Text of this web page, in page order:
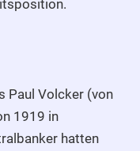
Paul Volcker (von
1919 in
hatten